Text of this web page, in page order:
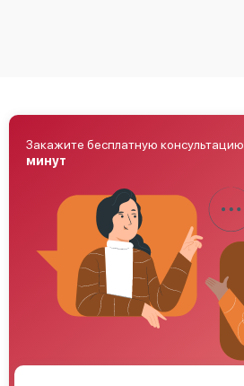
Закажите бесплатную консультацию,
минут